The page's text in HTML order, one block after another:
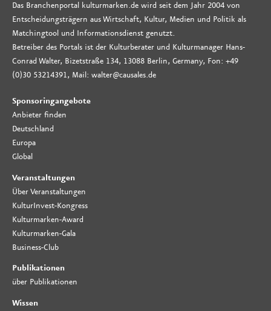
Das Branchenportal kulturmarken.de wird seit dem Jahr 2004 von
Entscheidungsträgern aus Wirtschaft, Kultur, Medien und Politik als
Matchingtool und Informationsdienst genutzt.
Betreiber des Portals ist der Kulturberater und Kulturmanager Hans-
Conrad Walter, Bizetstraße 134, 13088 Berlin, Germany, Fon: +49
(0)30 53214391, Mail: walter@causales.de
Sponsoringangebote
Anbieter finden
Deutschland
Europa
Global
Veranstaltungen
Über Veranstaltungen
KulturInvest-Kongress
Kulturmarken-Award
Kulturmarken-Gala
Business-Club
Publikationen
über Publikationen
Wissen